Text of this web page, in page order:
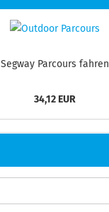
Seg­way Par­cours fah­ren
34,12 EUR